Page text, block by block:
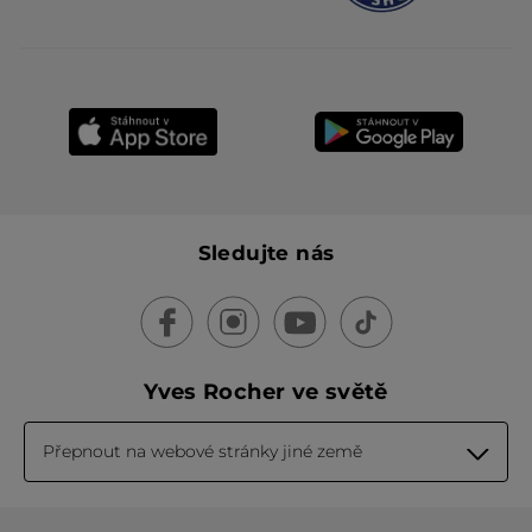
Sledujte nás
Yves Rocher ve světě
Přepnout na webové stránky jiné země